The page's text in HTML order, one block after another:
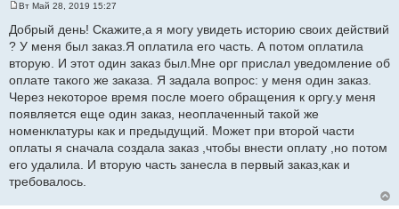
о
б
е
н
е
Вт Май 28, 2019 15:27
Добрый день! Скажите,а я могу увидеть историю своих действий
? У меня был заказ.Я оплатила его часть. А потом оплатила
вторую. И этот один заказ был.Мне орг прислал уведомление об
оплате такого же заказа. Я задала вопрос: у меня один заказ.
Через некоторое время после моего обращения к оргу.у меня
появляется еще один заказ, неоплаченный такой же
номенклатуры как и предыдущий. Может при второй части
оплаты я сначала создала заказ ,чтобы внести оплату ,но потом
его удалила. И вторую часть занесла в первый заказ,как и
требовалось.